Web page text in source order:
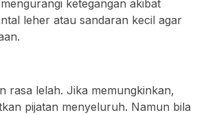
ketegangan akibat
leher atau sandaran kecil agar
rasa lelah. Jika memungkinkan,
pijatan menyeluruh. Namun bila